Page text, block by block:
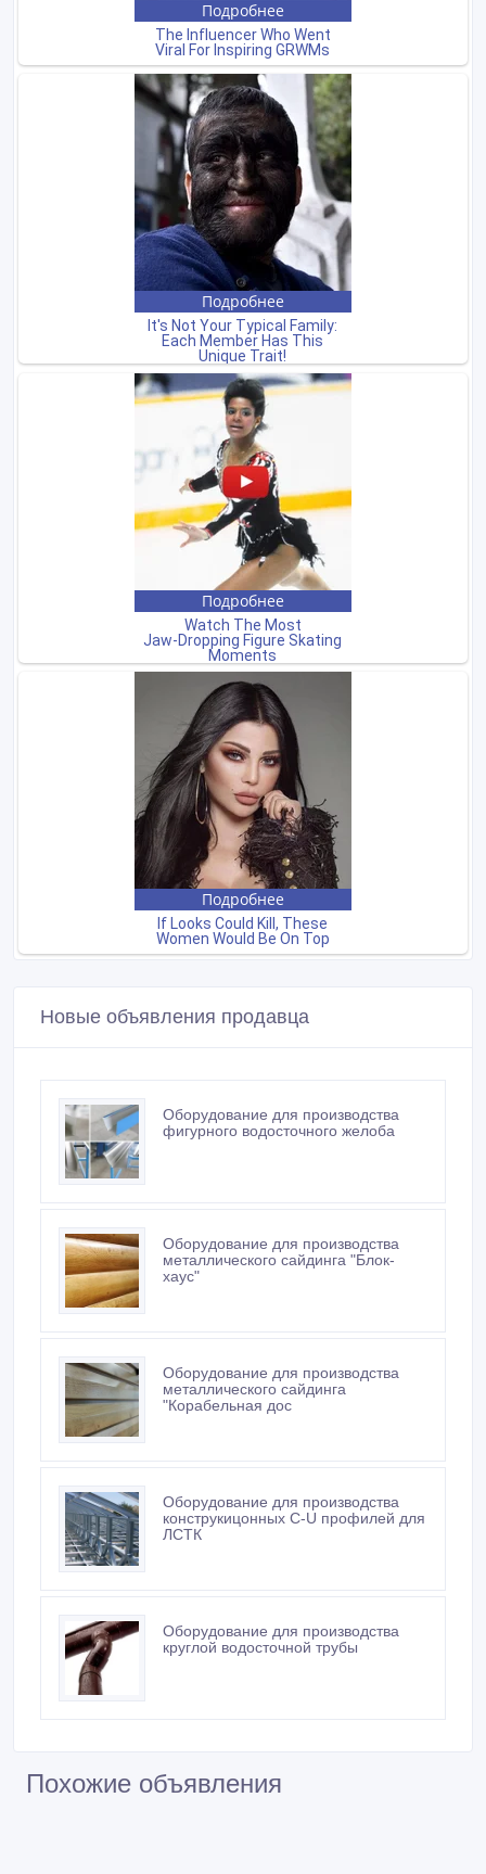
Новые объявления продавца
Оборудование для производства
фигурного водосточного желоба
Оборудование для производства
металлического сайдинга "Блок-
хаус"
Оборудование для производства
металлического сайдинга
"Корабельная дос
Оборудование для производства
конструкицонных С-U профилей для
ЛСТК
Оборудование для производства
круглой водосточной трубы
Похожие объявления